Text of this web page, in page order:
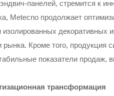
панелей, стремится к
Metecno продолжает
декоративных
Кроме того, продукция
показатели продаж,
трансформация